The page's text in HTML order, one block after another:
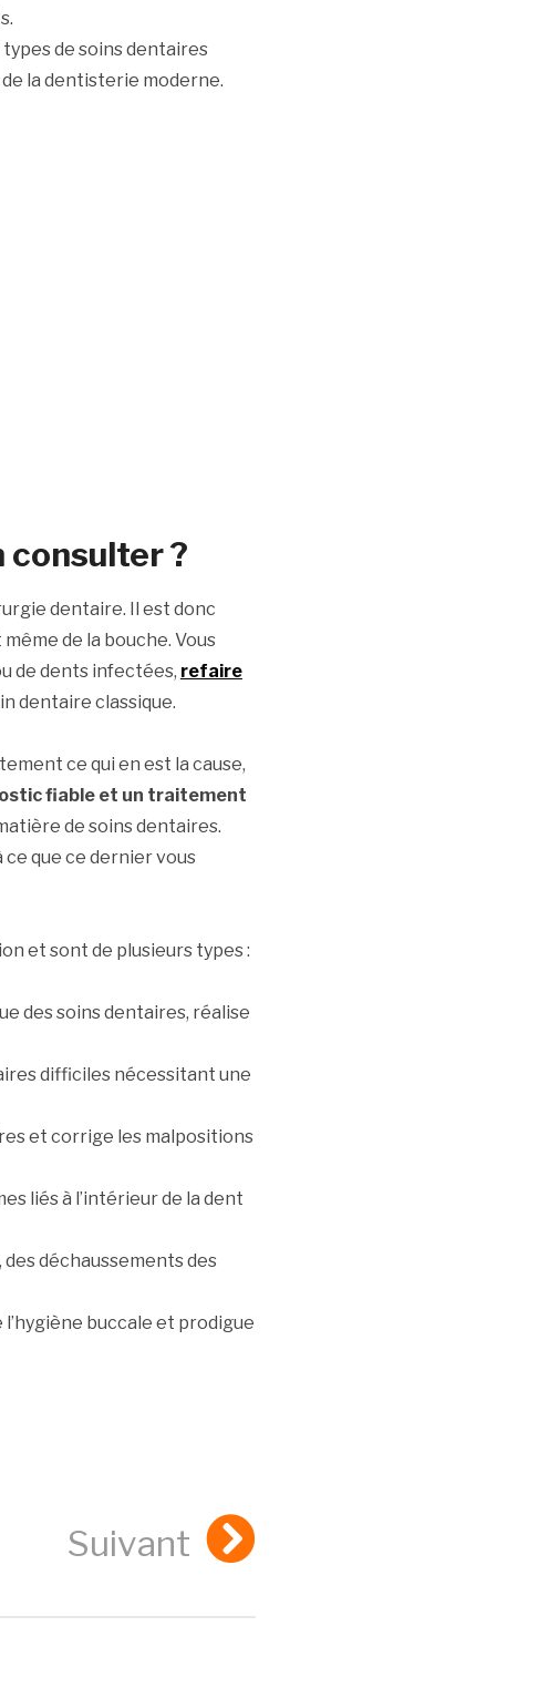
de soins dentaires
la dentisterie moderne.
consulter ?
dentaire. Il est donc
de la bouche. Vous
de dents infectées, refaire
dentaire classique.
ce qui en est la cause,
fiable et un traitement
de soins dentaires.
que ce dernier vous
et sont de plusieurs types :
des soins dentaires, réalise
difficiles nécessitant une
et corrige les malpositions
liés à l’intérieur de la dent
déchaussements des
buccale et prodigue
Suivant